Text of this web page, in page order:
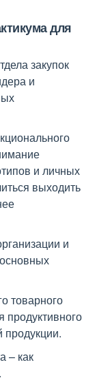
для
закупок
и
и личных
выходить
и
товарного
продуктивного
продукции.
– как